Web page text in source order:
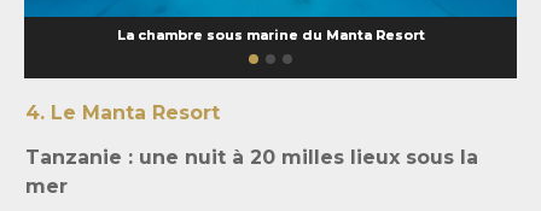
La chambre sous marine du Manta Resort
4. Le Manta Resort
Tanzanie : une nuit à 20 milles lieux sous la
mer